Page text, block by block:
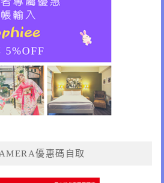
優惠碼自取